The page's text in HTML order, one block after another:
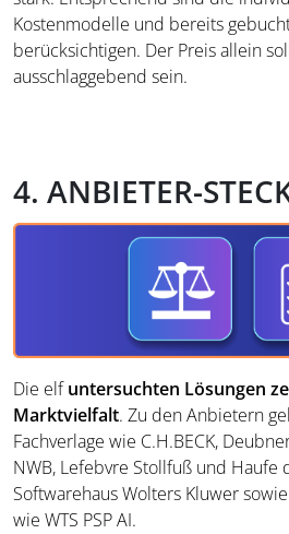
Kostenmodelle und bereits
berücksichtigen. Der Preis allein
ausschlaggebend sein.
4. ANBIETER-
Die elfuntersuchten Lösungen
Marktvielfalt. Zu den Anbietern
Fachverlage wie C.H.BECK,
NWB, Lefebvre Stollfuß und Haufe
Softwarehaus Wolters Kluwer
wie WTS PSP AI.